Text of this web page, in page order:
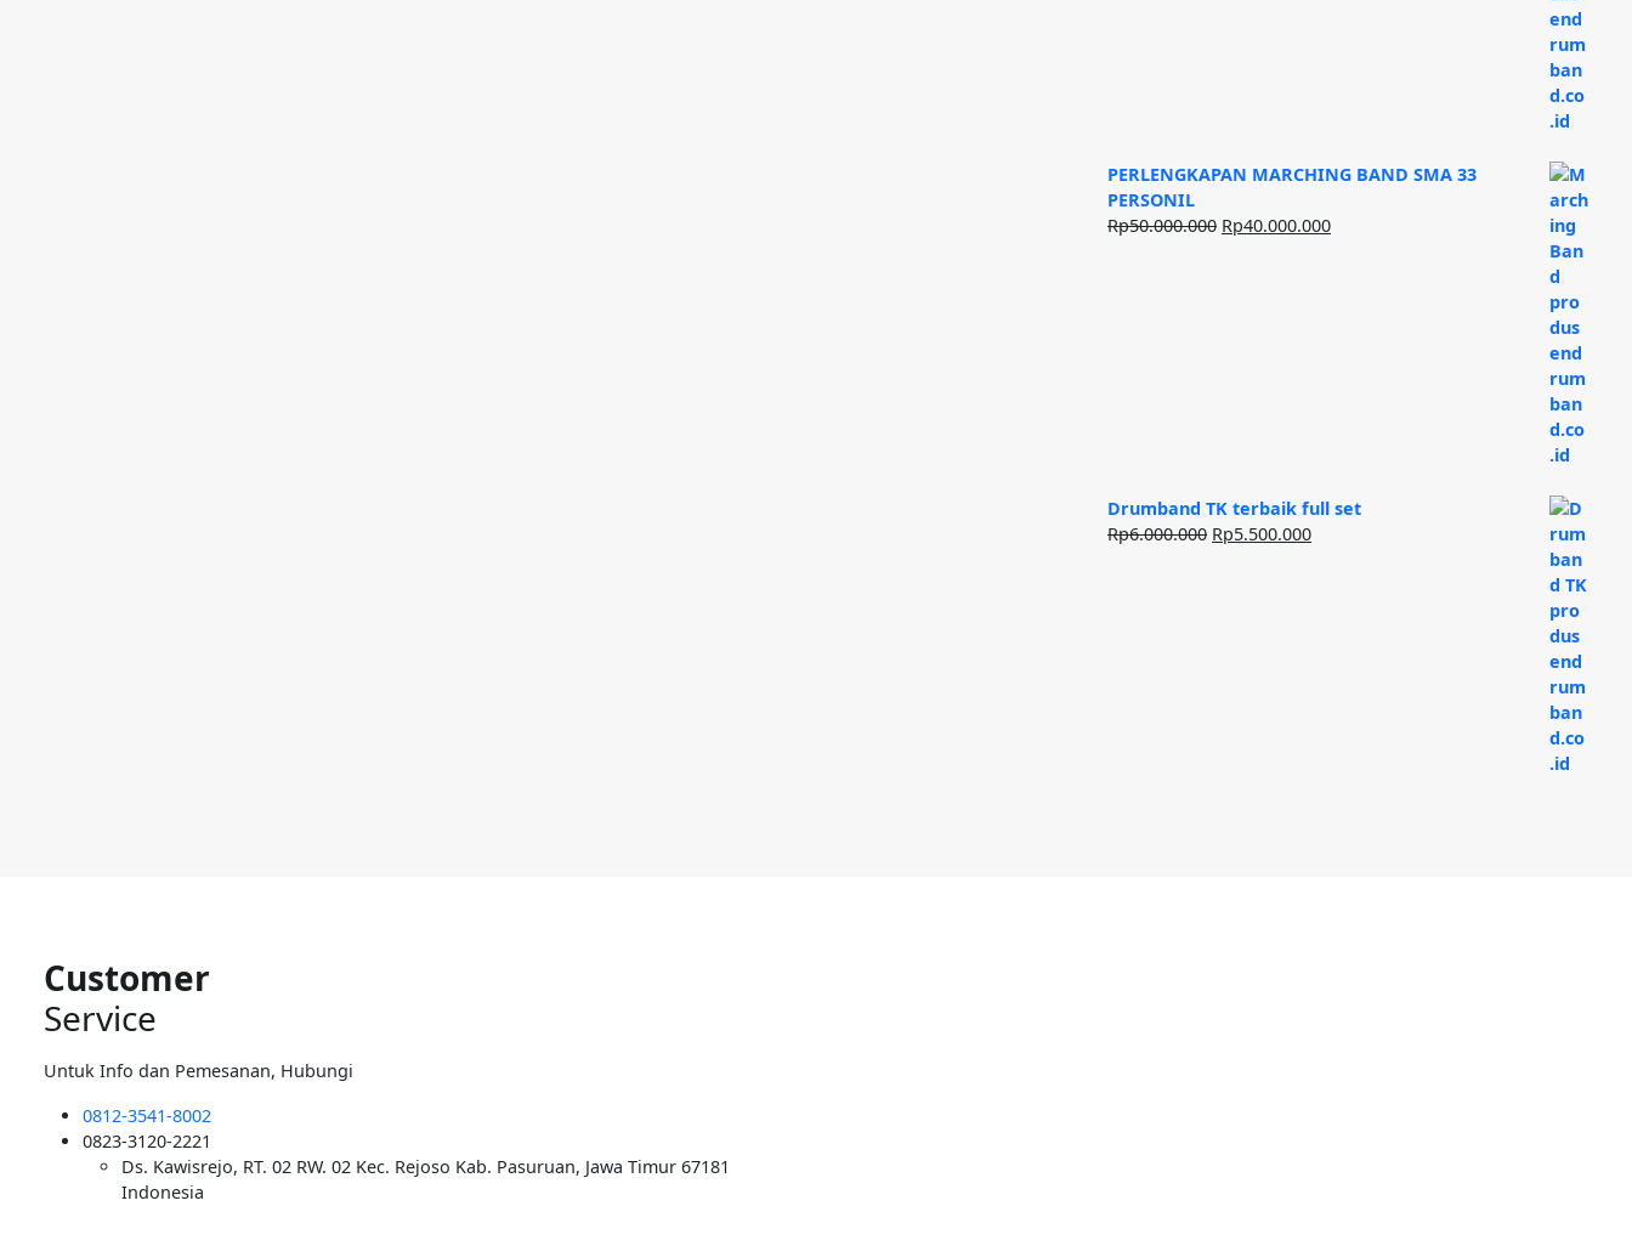
PERLENGKAPAN MARCHING BAND SMA 33
PERSONIL
Rp50.000.000 Harga
Rp40.000.000Harga
Drumband TK terbaik full set
Rp6.000.000 Harga
Rp5.500.000Harga
Customer
Service
Untuk Info dan Pemesanan, Hubungi
0812-3541-8002
0823-3120-2221
Ds. Kawisrejo, RT. 02 RW. 02 Kec. Rejoso Kab. Pasuruan, Jawa Timur 67181
Indonesia